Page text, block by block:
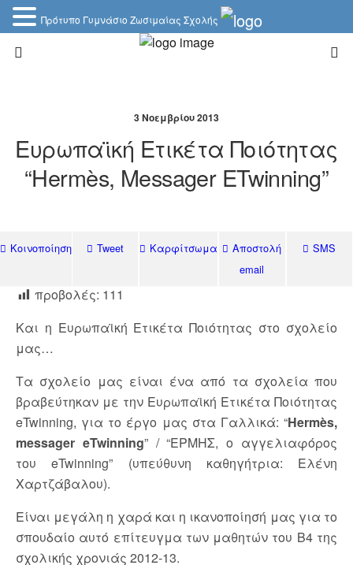
3 Νοεμβρίου 2013
Ευρωπαϊκή Ετικέτα Ποιότητας
“Hermès, Messager ETwinning”
Κοινοποίηση Tweet Καρφίτσωμα
Αποστολή
email
SMS
προβολές: 111
Και η Ευρωπαϊκή Ετικέτα Ποιότητας στο σχολείο
μας…
Τα σχολείο μας είναι ένα από τα σχολεία που
βραβεύτηκαν με την Ευρωπαϊκή Ετικέτα Ποιότητας
eTwinning, για το έργο μας στα Γαλλικά: “Hermès,
messager eTwinning” / “ΕΡΜΗΣ, ο αγγελιαφόρος
του eTwinning” (υπεύθυνη καθηγήτρια: Ελένη
Χαρτζάβαλου).
Είναι μεγάλη η χαρά και η ικανοποίησή μας για το
σπουδαίο αυτό επίτευγμα των μαθητών του Β4 της
σχολικής χρονιάς 2012-13.
Πρότυπο Γυμνάσιο Ζωσιμαίας Σχολής